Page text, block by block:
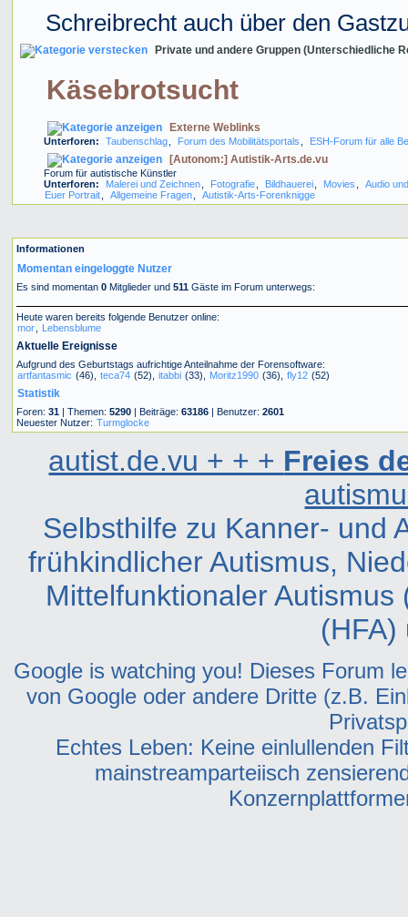
Schreibrecht auch über den
Private und andere Gruppen (Unterschiedliche
Käsebrotsucht
Externe Weblinks
Unterforen: Taubenschlag Forum des Mobilitätsportals ESH-Forum für alle
[Autonom:] Autistik-Arts.de.vu
Forum für autistische Künstler
Unterforen:
Malerei und Zeichnen Fotografie Bildhauerei Movies
Audio
Euer Portrait
Allgemeine Fragen Autistik-Arts-Forenknigge
Informationen
Momentan eingeloggte Nutzer
Es sind momentan 0Mitglieder und 511Gäste im Forum unterwegs:
Heute waren bereits folgende Benutzer online:
mor
Lebensblume
Aktuelle Ereignisse
Aufgrund des Geburtstags aufrichtige Anteilnahme der Forensoftware:
artfantasmic (46), teca74 (52), itabbi (33), Moritz1990 (36), fly12 (52)
Statistik
Foren: 31| Themen: 5290| Beiträge: 63186| Benutzer: 2601
Neuester Nutzer: Turmglocke
autist.de.vu + + + Freies
Selbsthilfe zu Kanner- und
frühkindlicher Autismus,
Mittelfunktionaler
(HFA)
Google is watching you! Dieses Forum
von Google oder andere Dritte (z.B.
Echtes Leben: Keine einlullenden
mainstreamparteiisch